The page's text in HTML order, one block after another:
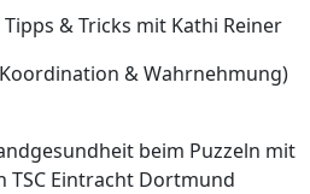
& Tricks mit Kathi Reiner
& Wahrnehmung)
beim Puzzeln mit
TSC Eintracht Dortmund